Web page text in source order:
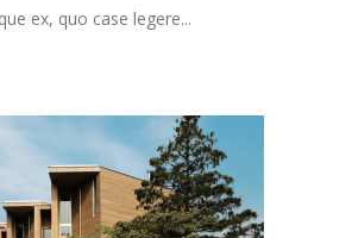
ex, quo case legere...